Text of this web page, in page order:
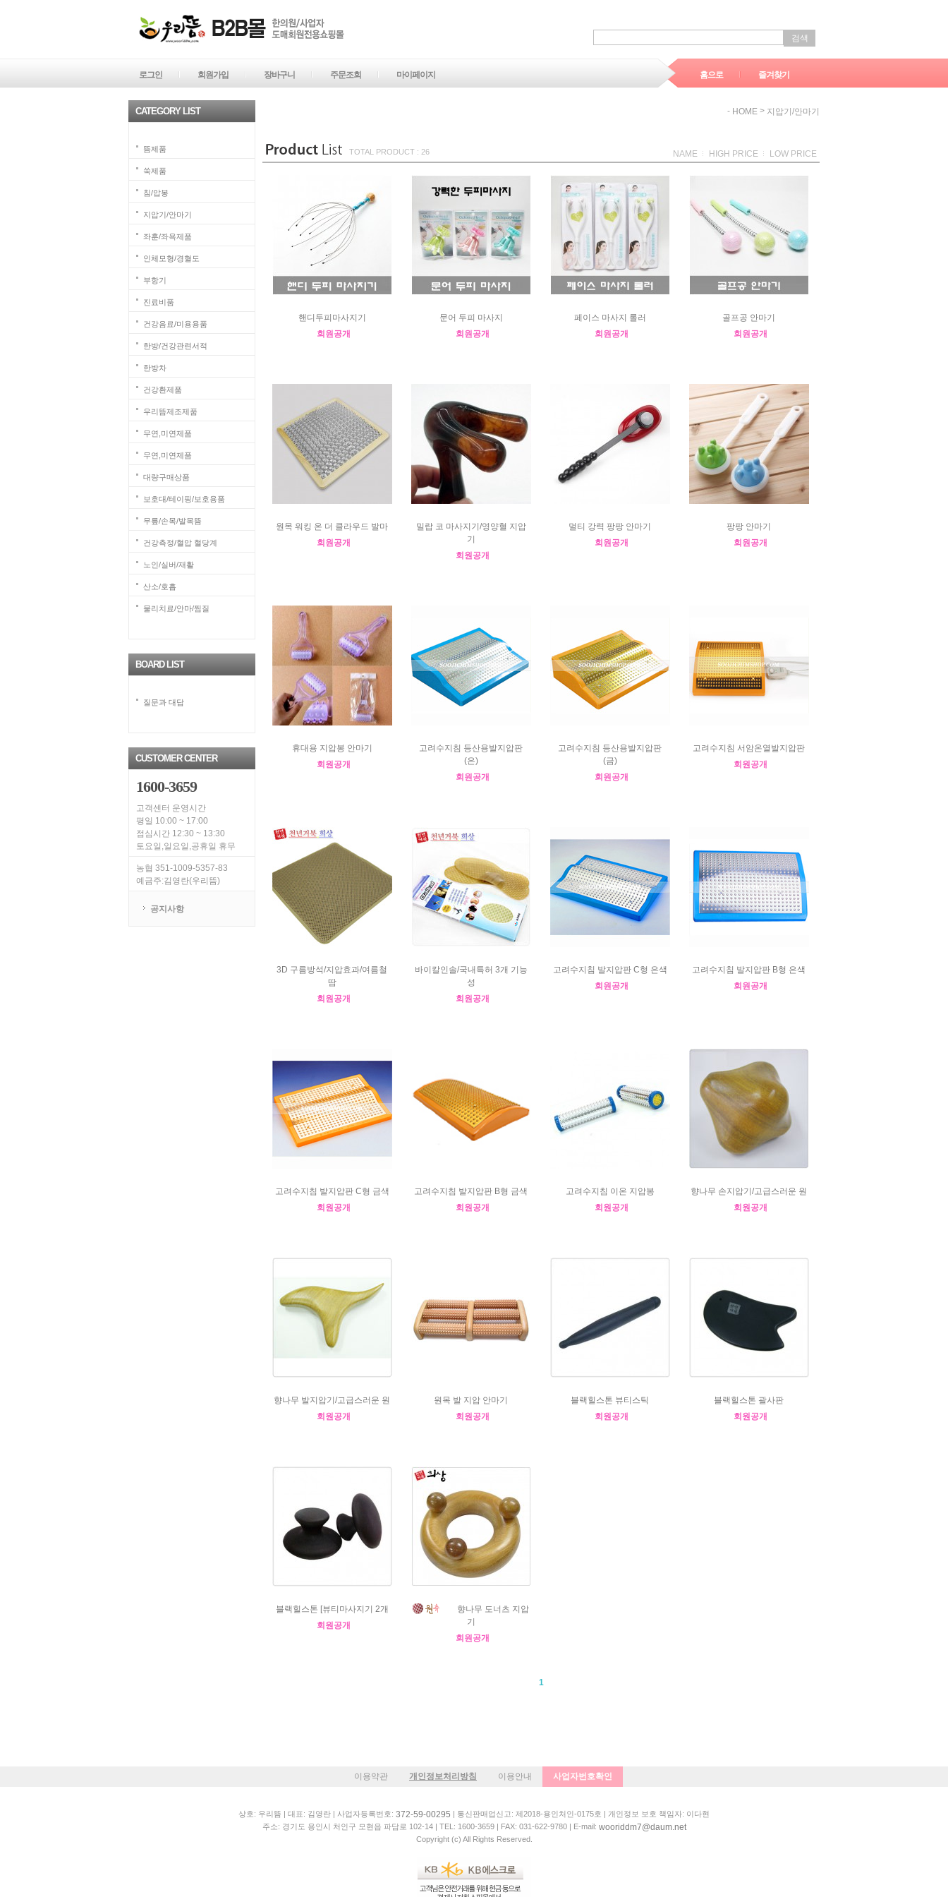
검색
로그인 회원가입 장바구니 주문조회 마이페이지 홈으로 즐겨찾기
CATEGORY LIST
뜸제품
쑥제품
침/압봉
지압기/안마기
좌훈/좌욕제품
인체모형/경혈도
부항기
진료비품
건강음료/미용용품
한방/건강관련서적
한방차
건강환제품
우리뜸제조제품
무연,미연제품
무연,미연제품
대량구매상품
보호대/테이핑/보호용품
무릎/손목/발목뜸
건강측정/혈압 혈당계
노인/실버/재활
산소/호흡
물리치료/안마/찜질
BOARD LIST
질문과 대답
CUSTOMER CENTER
1600-3659
고객센터 운영시간
평일 10:00 ~ 17:00
점심시간 12:30 ~ 13:30
토요일,일요일,공휴일 휴무
농협 351-1009-5357-83
예금주:김영란(우리뜸)
공지사항
- HOME > 지압기/안마기
TOTAL PRODUCT : 26 NAME HIGH PRICE LOW PRICE
핸디두피마사지기
회원공개
문어 두피 마사지
회원공개
페이스 마사지 롤러
회원공개
골프공 안마기
회원공개
원목 워킹 온 더 클라우드 발마
회원공개
밀랍 코 마사지기/영양혈 지압
기
회원공개
멀티 강력 팡팡 안마기
회원공개
팡팡 안마기
회원공개
휴대용 지압봉 안마기
회원공개
고려수지침 등산용발지압판
(은)
회원공개
고려수지침 등산용발지압판
(금)
회원공개
고려수지침 서암온열발지압판
회원공개
3D 구름방석/지압효과/여름철
땀
회원공개
바이칼인솔/국내특허 3개 기능
성
회원공개
고려수지침 발지압판 C형 은색
회원공개
고려수지침 발지압판 B형 은색
회원공개
고려수지침 발지압판 C형 금색
회원공개
고려수지침 발지압판 B형 금색
회원공개
고려수지침 이온 지압봉
회원공개
향나무 손지압기/고급스러운 원
회원공개
향나무 발지압기/고급스러운 원
회원공개
원목 발 지압 안마기
회원공개
블랙힐스톤 뷰티스틱
회원공개
블랙힐스톤 괄사판
회원공개
블랙힐스톤 [뷰티마사지기 2개
회원공개
향나무 도너츠 지압
기
회원공개
1
이용약관 개인정보처리방침 이용안내 사업자번호확인
상호: 우리뜸 | 대표: 김영란 | 사업자등록번호: 372-59-00295 | 통신판매업신고: 제2018-용인처인-0175호 | 개인정보 보호 책임자: 이다현
주소: 경기도 용인시 처인구 모현읍 파담로 102-14 | TEL: 1600-3659| FAX: 031-622-9780 | E-mail: wooriddm7@daum.net
Copyright (c) All Rights Reserved.